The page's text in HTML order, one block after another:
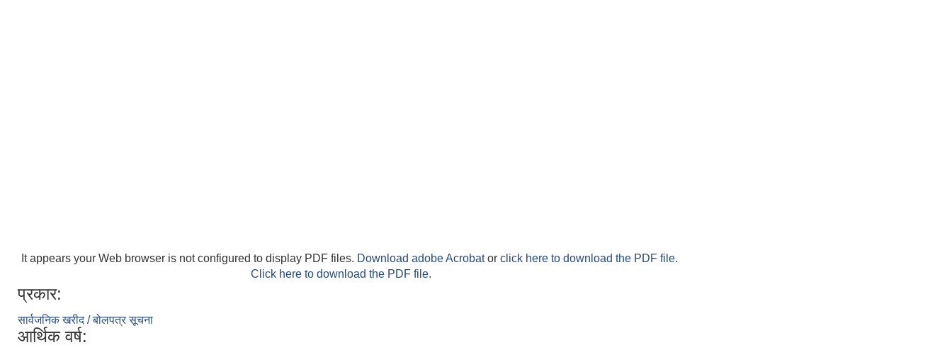
It appears your Web browser is not configured to display PDF files. Download adobe Acrobator click here to download the PDF file.
Click here to download the PDF file.
प्रकार:
सार्वजनिक खरीद / बोलपत्र सूचना
आर्थिक वर्ष: